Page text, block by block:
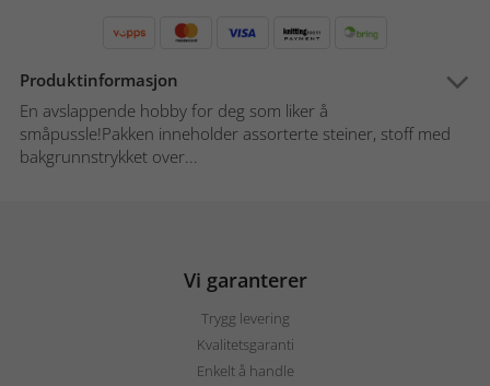
Produktinformasjon
En avslappende hobby for deg som liker å
småpussle!Pakken inneholder assorterte steiner, stoff med
bakgrunnstrykket over...
Vi garanterer
Trygg levering
Kvalitetsgaranti
Enkelt å handle